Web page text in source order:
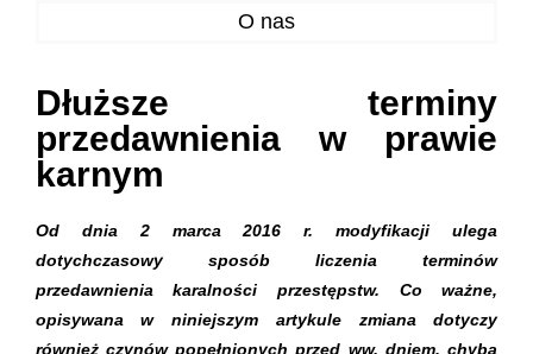
O nas
Dłuższe terminy
przedawnienia w prawie
karnym
Od dnia 2 marca 2016 r. modyfikacji ulega
dotychczasowy sposób liczenia terminów
przedawnienia karalności przestępstw. Co ważne,
opisywana w niniejszym artykule zmiana dotyczy
również czynów popełnionych przed ww. dniem, chyba